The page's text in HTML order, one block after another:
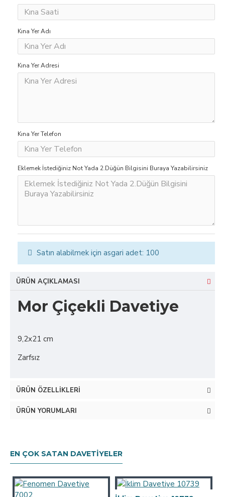
Kına Yer Adı
Kına Yer Adresi
Kına Yer Telefon
Eklemek İstediğiniz Not Yada 2.Düğün Bilgisini Buraya Yazabilirsiniz
Satın alabilmek için asgari adet: 100
ÜRÜN AÇIKLAMASI
Mor Çiçekli Davetiye
9,2x21 cm
Zarfsız
ÜRÜN ÖZELLIKLERI
ÜRÜN YORUMLARI
EN ÇOK SATAN DAVETIYELER